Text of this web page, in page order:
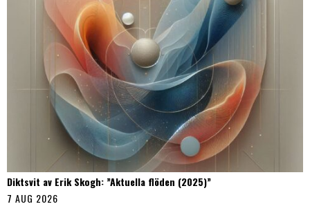
Diktsvit av Erik Skogh: ”Aktuella flöden (2025)”
7 AUG 2026